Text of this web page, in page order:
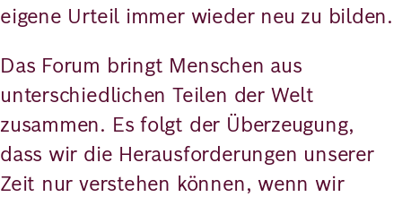
eigene Urteil immer wieder neu zu bilden.
Das Forum bringt Menschen aus
unterschiedlichen Teilen der Welt
zusammen. Es folgt der Überzeugung,
dass wir die Herausforderungen unserer
Zeit nur verstehen können, wenn wir